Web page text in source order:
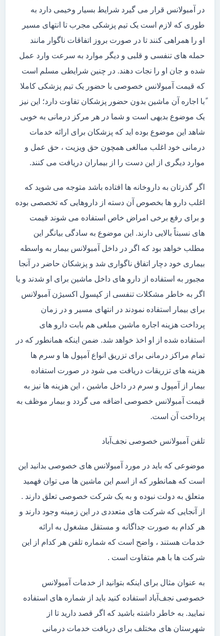
در آمبولانس قرار می گیرد شرایط بسیار وخیمی دارد به
طوری که لازم است یک تیم پزشکی مجرب تا انتهای مسیر
او را همراهی کنند تا در صورت بروز اتفاقات ناگوار مانند
حمله های تنفسی و قلبی و دیگر موارد به سرعت وارد عمل
شده و جان او را نجات دهند. در چنین شرایطی مسلم است
که قیمت آمبولانس خصوصی با حضور یک تیم پزشکی کاملا
ًبا اجاره آن ماشین بدون حضور پزشکان تفاوت دارد؛ این نیز
یک موضوع بدیهی است و شما در هر مرکز درمانی به خوبی
شاهد این موضوع بوده اید که پزشکان برای ارائه خدمات
درمانی خود اغلب مبالغی همچون حق ویزیت ، حق عمل و
موارد دیگری از این دست را از بیماران دریافت می کنند.
اگر گذرتان به داروخانه ها افتاده باشد متوجه می شوید که
اغلب دارو ها بخصوص آن دسته از داروهایی که تخصصی بوده
و برای رفع برخی امراض خاص استفاده می شوند قیمت
های نسبتاً بالایی دارند. این موضوع به سادگی بیانگر این
مطلب خواهد بود که اگر در داخل آمبولانس بیمار به واسطه
بیماری خود دچار اتفاق ناگواری شد و پزشکان حاضر در آنجا
مجبور به استفاده از دارو های داخل ماشین برای او شدند و یا
اگر به خاطر مشکلات تنفسی از کپسول اکسیژن آمبولانس
برای بیمار استفاده نمودند در انتهای مسیر و در زمان
پرداخت هزینه اجاره ماشین مبلغی هم بابت دارو های
استفاده شده از او اخذ خواهد شد. ضمن اینکه همانطور که در
تمام مراکز درمانی برای تزریق انواع آمپول ها و سرم ها
هزینه های تزریقات دریافت می شود در صورت استفاده
بیمار از آمپول و سرم در داخل ماشین ، این هزینه ها نیز به
قیمت آمبولانس خصوصی اضافه می گردد و بیمار موظف به
پرداخت آن است.
تلفن آمبولانس خصوصی نجف‌آباد
موضوعی که باید در مورد آمبولانس های خصوصی بدانید این
است که همانطور که از اسم این ماشین ها می توان فهمید
متعلق به دولت نبوده و به یک شرکت خصوصی تعلق دارند .
از آنجایی که شرکت های متعددی در این زمینه وجود دارند و
هر کدام به صورت جداگانه و مستقل مشغول به ارائه
خدمات هستند ، واضح است که شماره تلفن هر کدام از این
شرکت ها با هم متفاوت است .
به عنوان مثال برای اینکه بتوانید از خدمات آمبولانس
خصوصی نجف‌آباد استفاده کنید باید از شماره های استفاده
نمایید. به خاطر داشته باشید که اگر قصد دارید تا از
شهرستان های مختلف برای دریافت خدمات درمانی